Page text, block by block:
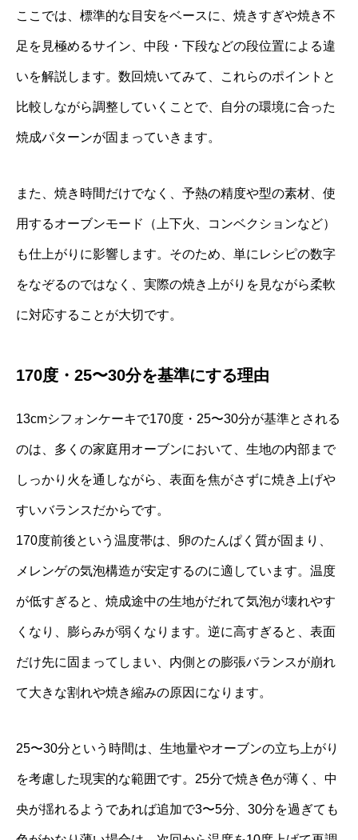
ここでは、標準的な目安をベースに、焼きすぎや焼き不
足を見極めるサイン、中段・下段などの段位置による違
いを解説します。数回焼いてみて、これらのポイントと
比較しながら調整していくことで、自分の環境に合った
焼成パターンが固まっていきます。
また、焼き時間だけでなく、予熱の精度や型の素材、使
用するオーブンモード（上下火、コンベクションなど）
も仕上がりに影響します。そのため、単にレシピの数字
をなぞるのではなく、実際の焼き上がりを見ながら柔軟
に対応することが大切です。
170度・25〜30分を基準にする理由
13cmシフォンケーキで170度・25〜30分が基準とされる
のは、多くの家庭用オーブンにおいて、生地の内部まで
しっかり火を通しながら、表面を焦がさずに焼き上げや
すいバランスだからです。
170度前後という温度帯は、卵のたんぱく質が固まり、
メレンゲの気泡構造が安定するのに適しています。温度
が低すぎると、焼成途中の生地がだれて気泡が壊れやす
くなり、膨らみが弱くなります。逆に高すぎると、表面
だけ先に固まってしまい、内側との膨張バランスが崩れ
て大きな割れや焼き縮みの原因になります。
25〜30分という時間は、生地量やオーブンの立ち上がり
を考慮した現実的な範囲です。25分で焼き色が薄く、中
央が揺れるようであれば追加で3〜5分、30分を過ぎても